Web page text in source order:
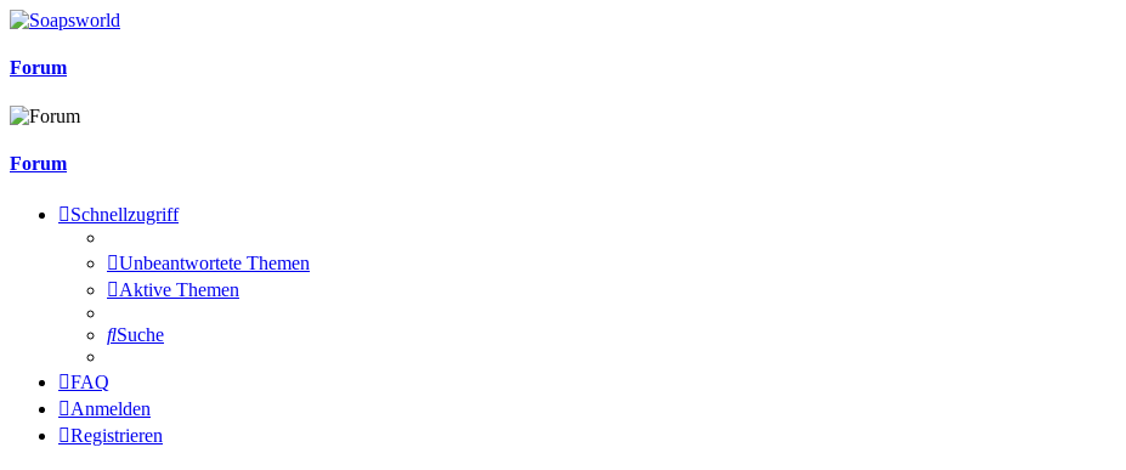
Forum
Forum
Schnellzugriff
Unbeantwortete Themen
Aktive Themen
Suche
FAQ
Anmelden
Registrieren